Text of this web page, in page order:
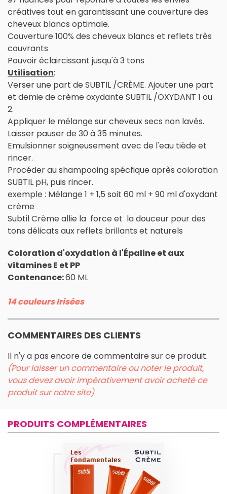
créatives tout en garantissant une couverture des
cheveux blancs optimale.
Couverture 100% des cheveux blancs et reflets très
couvrants
Pouvoir éclaircissant jusqu'à 3 tons
Utilisation:
Verser une part de SUBTIL /CRÈME. Ajouter une part
et demie de crème oxydante SUBTIL /OXYDANT 1 ou
2.
Appliquer le mélange sur cheveux secs non lavés.
Laisser pauser de 30 à 35 minutes.
Emulsionner soigneusement avec de l'eau tiède et
rincer.
Procéder au shampooing spécfique après coloration
SUBTIL pH, puis rincer.
exemple : Mélange 1 + 1,5 soit 60 ml + 90 ml d'oxydant
crème
Subtil Crème allie la force et la douceur pour des
tons délicats aux reflets brillants et naturels
Coloration d'oxydation à l'Épaline et aux
vitamines E et PP
Contenance:60 ML
14 couleurs Irisées
COMMENTAIRES DES CLIENTS
Il n'y a pas encore de commentaire sur ce produit.
(Pour laisser un commentaire ou noter le produit,
vous devez avoir impérativement avoir acheté ce
produit sur notre site)
PRODUITS COMPLÉMENTAIRES
COLORATION
SUBTIL /CREME |
FONDAMENTALES